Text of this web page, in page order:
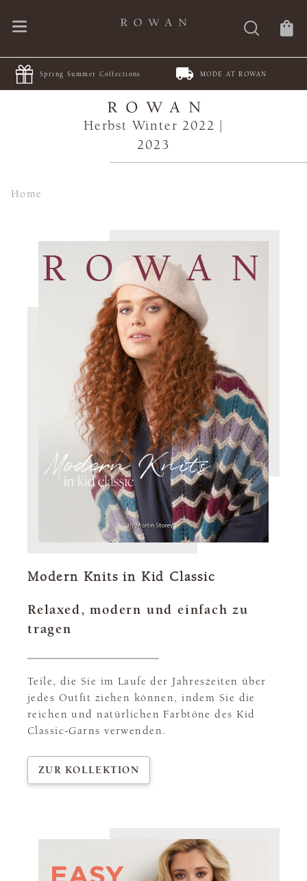
MODE AT ROWAN JOIN Juleteppe KAL
Herbst Winter 2022 |
2023
Home
Modern Knits in Kid Classic
Relaxed, modern und einfach zu
tragen
Teile, die Sie im Laufe der Jahreszeiten über
jedes Outfit ziehen können, indem Sie die
reichen und natürlichen Farbtöne des Kid
Classic-Garns verwenden.
ZUR KOLLEKTION